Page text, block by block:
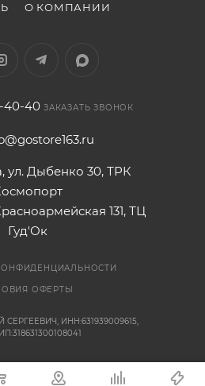
О КОМПАНИИ
40-40 ЗАКАЗАТЬ ЗВОНОК
ул. Дыбенко 30, ТРК
131, ТЦ
Гуд'Ок
ОФЕРТЫ
ИНН:631939009615,